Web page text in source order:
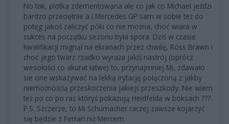
No tak, plotka zdementowana ale co jak co Michael jeździ
bardzo przeciętnie a i Mercedes GP sam w sobie też do
potęg jakoś zaliczyć póki co nie można, choć wiara w
sukces na początku sezonu była spora. Dziś w czasie
kwalifikacji mignął na ekranach przez chwilę, Ross Brawn i
choć jego twarz rzadko wyraża jakiś nastrój (oprócz
wesołości co akurat łatwe) to, przynajmniej Mi, zdawało
sie one wskazywać na lekką irytację połączoną z jakby
niemożnością przeskoczenia jakiejś przeszkody. Nie wiem
też po co po raz któryś pokazują Heidfelda w boksach ???.
P.S. Szczerze, to Mi Schumacher raczej zawsze kojarzyć
się będzie z Ferrari niż Mercem.